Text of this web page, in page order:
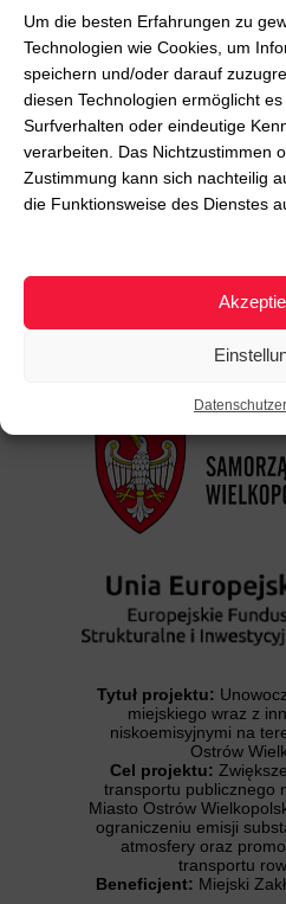
Um die besten Erfahrungen zu
Technologien wie Cookies, um
speichern und/oder darauf
diesen Technologien ermöglicht
Surfverhalten oder eindeutige
verarbeiten. Das Nichtzustimmen
Zustimmung kann sich nachteilig
die Funktionsweise des Dienstes
28.02.2020
Leider ist der Eintrag nur aufPolski
Tytuł projektu:
miejskiego wraz z
niskoemisyjnymi na
Ostrów
Cel projektu:
transportu publicznego
Miasto Ostrów
ograniczeniu emisji
atmosfery oraz
transportu
Beneficjent: Miejski